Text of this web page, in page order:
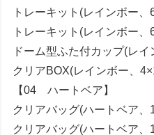
トレーキット(レインボー
トレーキット(レインボー
ドーム型ふた付カップ(レ
クリアBOX(レインボー、
【04 ハートベア】
クリアバッグ(ハートベア
クリアバッグ(ハートベア